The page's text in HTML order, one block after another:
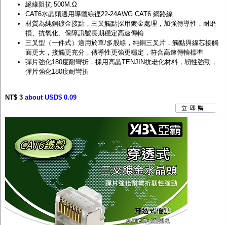
絕緣阻抗 500M.Ω
CAT6水晶頭適用導體線徑22-24AWG CAT6 網路線
材質為純銅鍍金接點，三叉觸點採用鍍金處理，加強傳導性，耐磨
損、抗氧化、保障訊號長期穩定高速傳輸
三叉型（一件式）適用於單/多股線，純銅三叉片，觸點與線芯接觸
面更大，接觸更充分，傳導性更強更穩定，符合高速傳輸標準
彈片強化180度耐彎折，採用高晶TENJIN抗老化材料，韌性強勁，
彈片強化180度耐彎折
NT$ 3 about USD$ 0.09